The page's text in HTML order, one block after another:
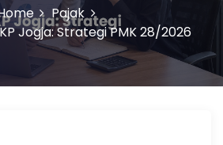
Pajak
Jogja: Strategi PMK 28/2026